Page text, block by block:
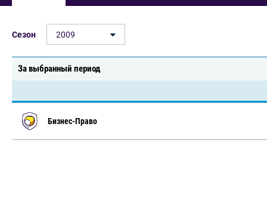
Сезон 2009
За выбранный период
Бизнес-Право